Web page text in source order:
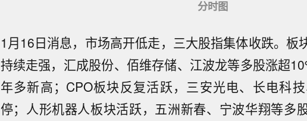
分时图
1月16日消息， 市场高开低走，三大股指集体收跌。板
持续走强，汇成股份、佰维存储、江波龙等多股涨超
年多新高；CPO板块反复活跃，三安光电、长电科
停；人形机器人板块活跃，五洲新春、宁波华翔等多